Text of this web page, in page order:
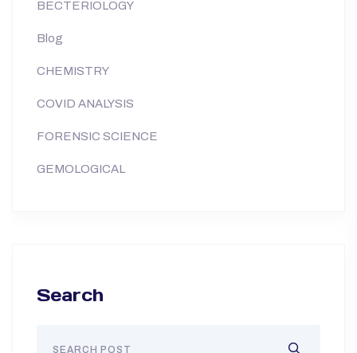
BECTERIOLOGY
Blog
CHEMISTRY
COVID ANALYSIS
FORENSIC SCIENCE
GEMOLOGICAL
Search